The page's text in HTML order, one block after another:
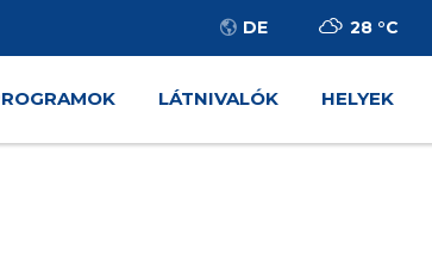
DE 28 °C
LÁTNIVALÓK HELYEK